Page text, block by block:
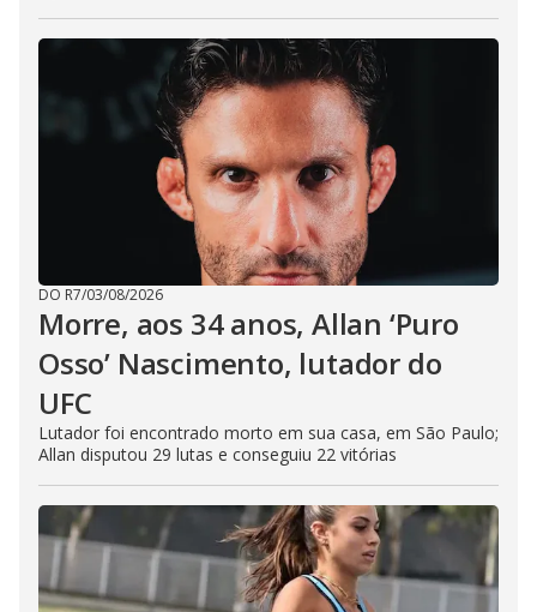
DO R7/03/08/2026
Morre, aos 34 anos, Allan ‘Puro
Osso’ Nascimento, lutador do
UFC
Lutador foi encontrado morto em sua casa, em São Paulo;
Allan disputou 29 lutas e conseguiu 22 vitórias